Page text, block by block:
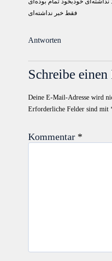
خودبخود تمام بوده‌ای
فقط خبر نداشته‌ای
Antworten
Schreibe
Deine E-Mail-Adresse wird
Erforderliche Felder sind mit
Kommentar *